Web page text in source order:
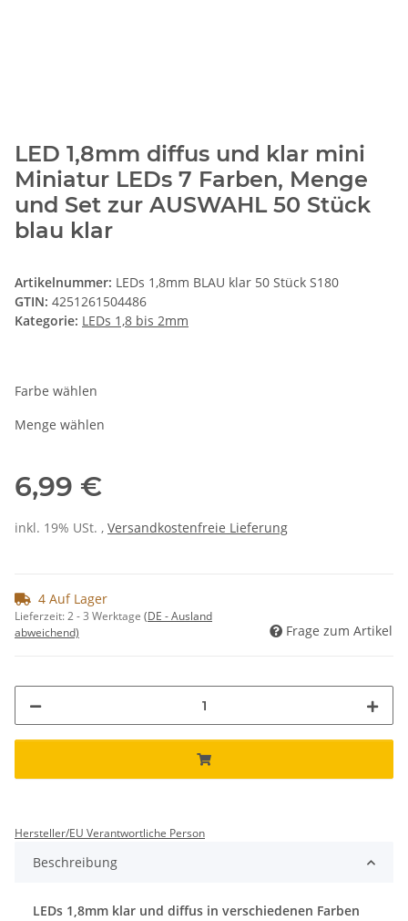
LED 1,8mm diffus und klar mini
Miniatur LEDs 7 Farben, Menge
und Set zur AUSWAHL 50 Stück
blau klar
Artikelnummer: LEDs 1,8mm BLAU klar 50 Stück S180
GTIN: 4251261504486
Kategorie: LEDs 1,8 bis 2mm
Farbe wählen
Menge wählen
6,99 €
inkl. 19% USt. , Versandkostenfreie Lieferung
4 Auf Lager
Lieferzeit:2 - 3 Werktage (DE - Ausland
abweichend)
Frage zum Artikel
Hersteller/EU Verantwortliche Person
Beschreibung
LEDs 1,8mm klar und diffus in verschiedenen Farben